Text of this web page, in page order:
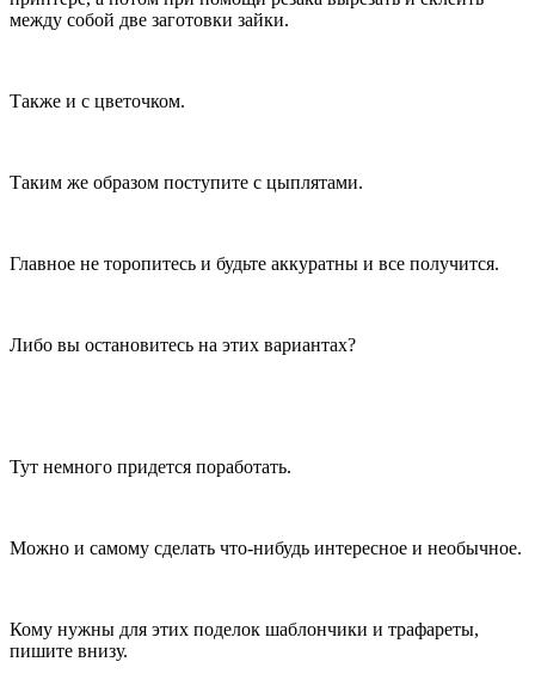
между собой две заготовки зайки.
Также и с цветочком.
Таким же образом поступите с цыплятами.
Главное не торопитесь и будьте аккуратны и все получится.
Либо вы остановитесь на этих вариантах?
Тут немного придется поработать.
Можно и самому сделать что-нибудь интересное и необычное.
Кому нужны для этих поделок шаблончики и трафареты,
пишите внизу.